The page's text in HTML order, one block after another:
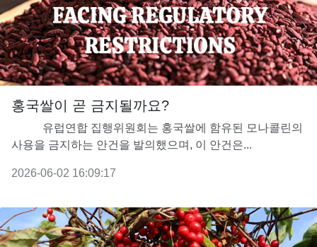
홍국쌀이 곧 금지될까요?
유럽연합 집행위원회는 홍국쌀에 함유된 모나콜린의
사용을 금지하는 안건을 발의했으며, 이 안건은...
2026-06-02 16:09:17